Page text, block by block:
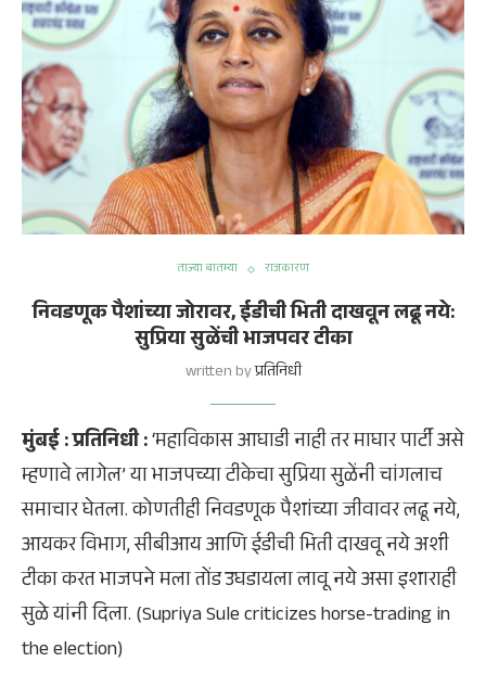
ताज्या बातम्या राजकारण
निवडणूक पैशांच्या जोरावर, ईडीची भिती दाखवून लढू नये:
सुप्रिया सुळेंची भाजपवर टीका
written byप्रतिनिधी
मुंबई : प्रतिनिधी :‘महाविकास आघाडी नाही तर माघार पार्टी असे
म्हणावे लागेल’ या भाजपच्या टीकेचा सुप्रिया सुळेंनी चांगलाच
समाचार घेतला. कोणतीही निवडणूक पैशांच्या जीवावर लढू नये,
आयकर विभाग, सीबीआय आणि ईडीची भिती दाखवू नये अशी
टीका करत भाजपने मला तोंड उघडायला लावू नये असा इशाराही
सुळे यांनी दिला. (Supriya Sule criticizes horse-trading in
the election)